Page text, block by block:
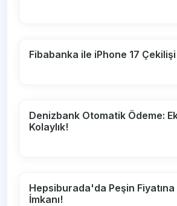
Fibabanka ile iPhone 17
Denizbank Otomatik Ödeme:
Kolaylık!
Hepsiburada'da Peşin
İmkanı!